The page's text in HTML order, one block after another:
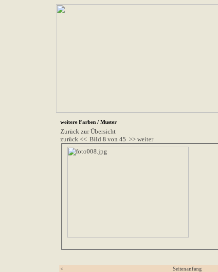
weitere Farben / Muster
Zurück zur Übersicht
zurück << Bild 8 von 45 >> weiter
< Seitenanfang